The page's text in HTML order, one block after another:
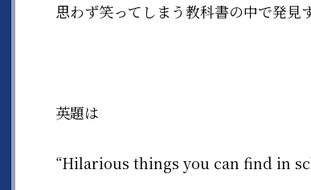
思わず笑ってしまう教科書の中で発見
英題は
“Hilarious things you can find in